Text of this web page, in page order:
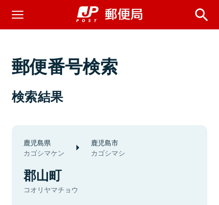
郵便番号検索
検索結果
鹿児島県
カゴシマケン
鹿児島市
カゴシマシ
郡山町
コオリヤマチョウ